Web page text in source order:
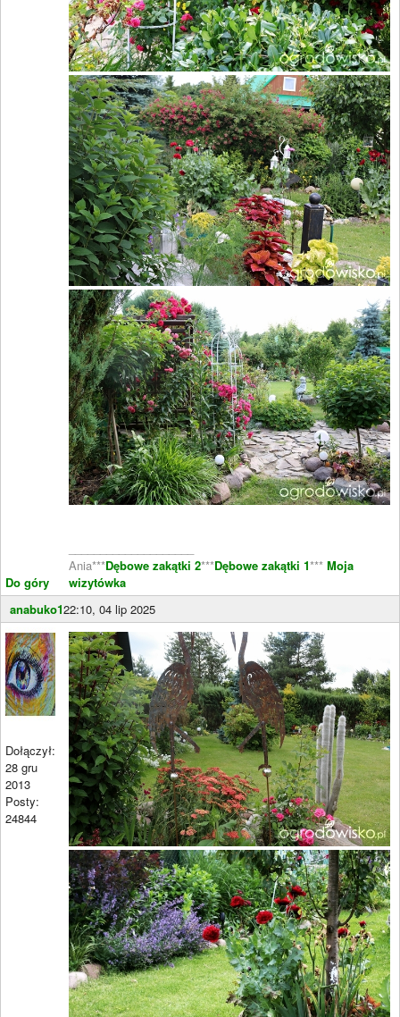
Do góry
Ania***Dębowe zakątki 2***Dębowe zakątki 1*** Moja
wizytówka
anabuko122:10, 04 lip 2025
Dołączył:
28 gru
2013
Posty:
24844